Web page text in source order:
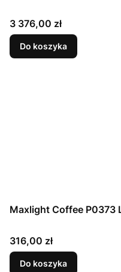
Cena
3 376,00 zł
Do koszyka
Maxlight Coffee P0373
Cena
316,00 zł
Do koszyka